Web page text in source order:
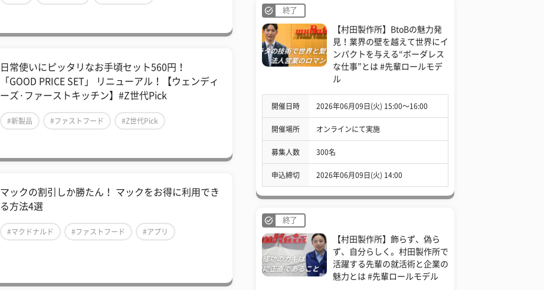
日常使いにピッタリなお手頃セット560円！
「GOOD PRICE SET」 リニューアル！【ウェンディ
ーズ·ファーストキッチン】#Z世代Pick
#新製品 #ファストフード #Z世代Pick
マックの割引しか勝たん！ マックをお得に利用でき
る方法4選
#マクドナルド #ファストフード #アプリ
終了
【村田製作所】BtoBの魅力発
見！業界の壁を越えて世界にイ
ンパクトを与える“ボーダレス
な仕事”とは #先輩ロールモデ
ル
開催日時 2026年06月09日(火) 15:00〜16:00
開催場所 オンラインにて実施
募集人数 300名
申込締切 2026年06月09日(火) 14:00
終了
【村田製作所】飾らず、偽ら
ず、自分らしく。村田製作所で
活躍する先輩の就活術と企業の
魅力とは #先輩ロールモデル